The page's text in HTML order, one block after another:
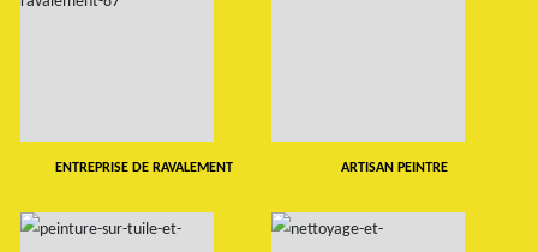
ENTREPRISE DE RAVALEMENT ARTISAN PEINTRE